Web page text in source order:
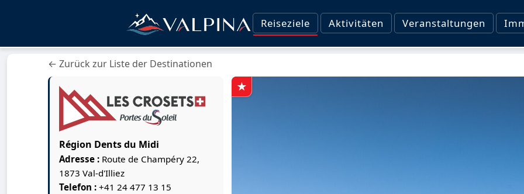
Reiseziele Aktivitäten Veranstaltungen
← Zurück zur Liste der Destinationen
Région Dents du Midi
Adresse : Route de Champéry 22,
1873 Val-d'Illiez
Telefon : +41 24 477 13 15